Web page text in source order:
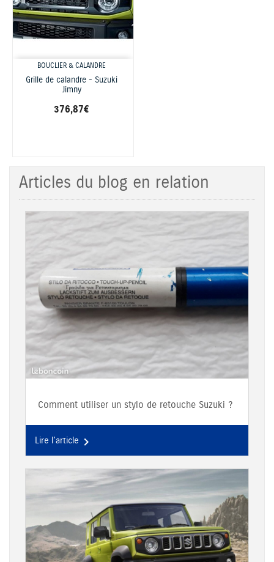
BOUCLIER & CALANDRE
Grille de calandre - Suzuki
Jimny
376,87 €
Articles du blog en relation
Comment utiliser un stylo de retouche Suzuki ?
Lire l'article 